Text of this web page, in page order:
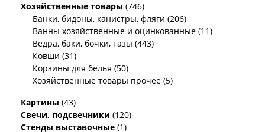
Хозяйственные товары (746)
Банки, бидоны, канистры, фляги (206)
Ванны хозяйственные и оцинкованные (11)
Ведра, баки, бочки, тазы (443)
Ковши (31)
Корзины для белья (50)
Хозяйственные товары прочее (5)
Картины (43)
Свечи, подсвечники (120)
Стенды выставочные (1)